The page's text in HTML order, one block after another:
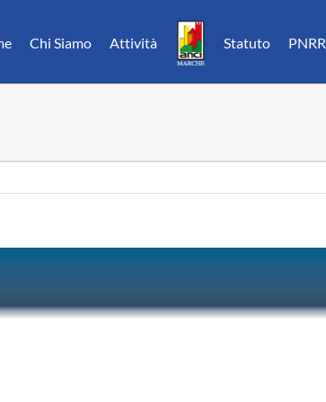
Chi Siamo Attività Statuto PNRR